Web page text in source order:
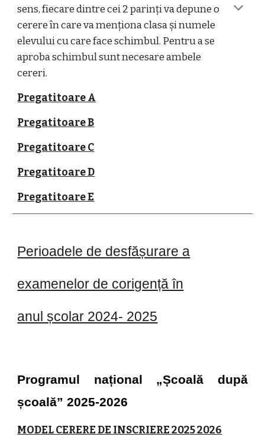
sens, fiecare dintre cei 2 parinți va depune o
cerere în care va menționa clasa și numele
elevului cu care face schimbul. Pentru a se
aproba schimbul sunt necesare ambele
cereri.
Pregatitoare A
Pregatitoare B
Pregatitoare C
Pregatitoare D
Pregatitoare E
Perioadele de desfășurare a
examenelor de corigență în
anul școlar 2024- 2025
Programul național „Școală după
școală” 2025-2026
MODEL CERERE DE INSCRIERE 2025 2026